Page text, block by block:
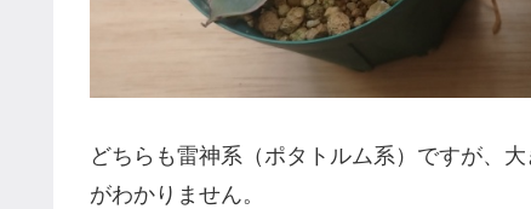
どちらも雷神系（ポタトルム系）ですが、
がわかりません。